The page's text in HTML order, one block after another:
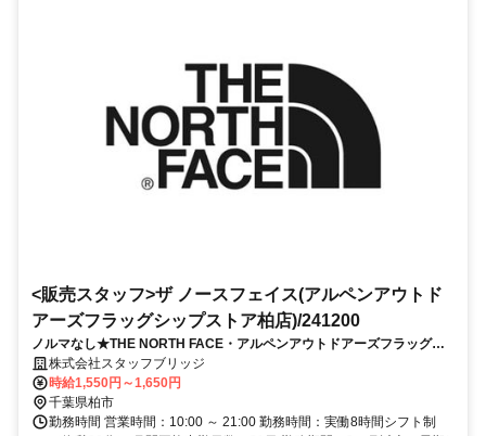
<販売スタッフ>ザ ノースフェイス(アルペンアウトド
アーズフラッグシップストア柏店)/241200
ノルマなし★THE NORTH FACE・アルペンアウトドアーズフラッグシ
ップストア柏店（週3日～）
株式会社スタッフブリッジ
時給1,550円～1,650円
千葉県柏市
勤務時間 営業時間：10:00 ～ 21:00 勤務時間：実働8時間シフト制